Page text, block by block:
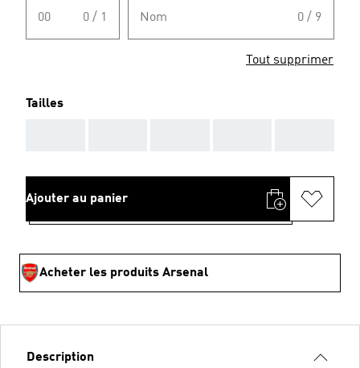
00 0 / 1 Nom 0 / 9
Tout supprimer
Tailles
Ajouter au panier
Acheter les produits Arsenal
Description